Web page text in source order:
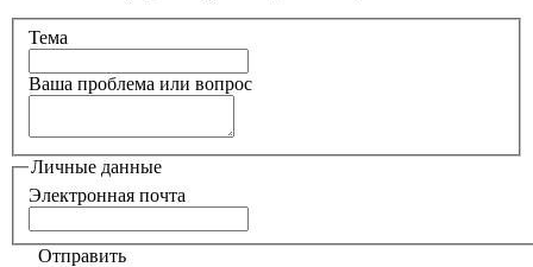
Тема
Ваша проблема или вопрос
Личные данные
Электронная почта
Отправить